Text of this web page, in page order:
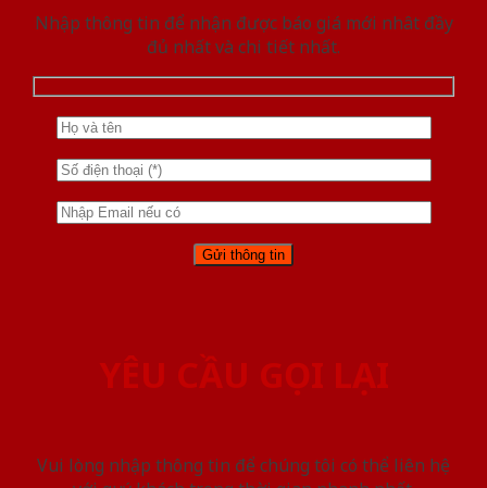
Nhập thông tin để nhận được báo giá mới nhât đầy
đủ nhất và chi tiết nhất.
YÊU CẦU GỌI LẠI
Vui lòng nhập thông tin để chúng tôi có thể liên hệ